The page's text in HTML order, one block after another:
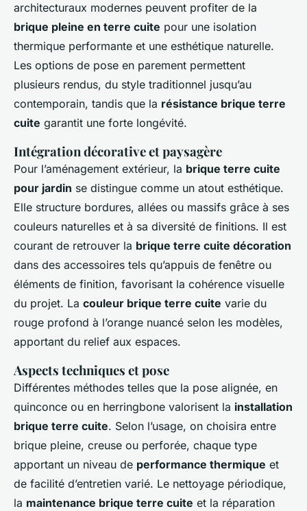
architecturaux modernes peuvent profiter de la
brique pleine en terre cuite pour une isolation
thermique performante et une esthétique naturelle.
Les options de pose en parement permettent
plusieurs rendus, du style traditionnel jusqu’au
contemporain, tandis que la résistance brique terre
cuite garantit une forte longévité.
Intégration décorative et paysagère
Pour l’aménagement extérieur, la brique terre cuite
pour jardin se distingue comme un atout esthétique.
Elle structure bordures, allées ou massifs grâce à ses
couleurs naturelles et à sa diversité de finitions. Il est
courant de retrouver la brique terre cuite décoration
dans des accessoires tels qu’appuis de fenêtre ou
éléments de finition, favorisant la cohérence visuelle
du projet. La couleur brique terre cuite varie du
rouge profond à l’orange nuancé selon les modèles,
apportant du relief aux espaces.
Aspects techniques et pose
Différentes méthodes telles que la pose alignée, en
quinconce ou en herringbone valorisent la installation
brique terre cuite. Selon l’usage, on choisira entre
brique pleine, creuse ou perforée, chaque type
apportant un niveau de performance thermique et
de facilité d’entretien varié. Le nettoyage périodique,
la maintenance brique terre cuite et la réparation